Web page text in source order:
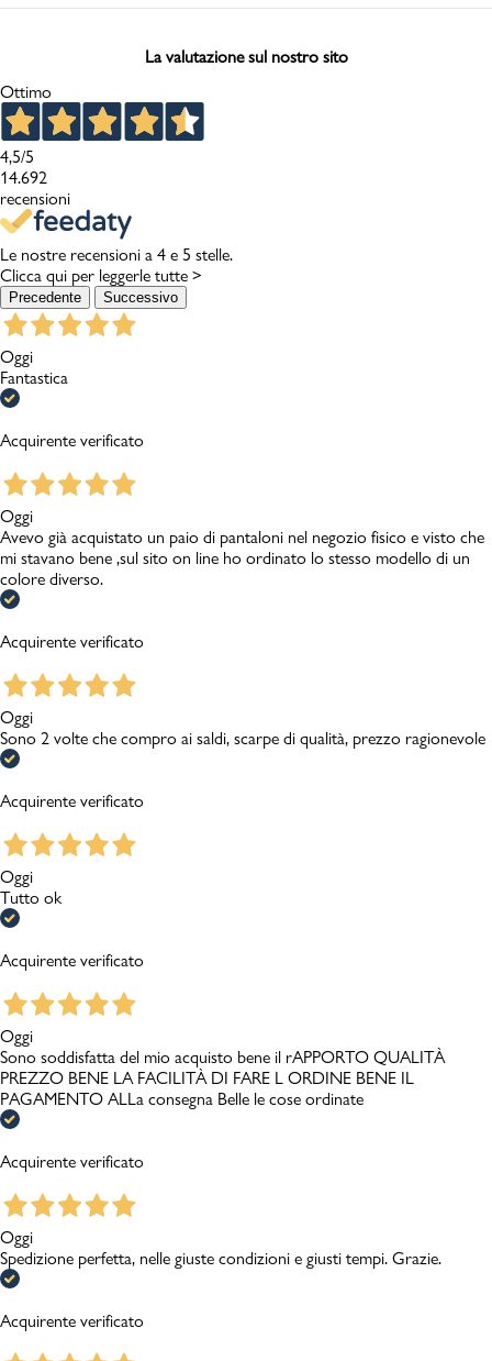
La valutazione sul nostro sito
Ottimo
4,5/5
14.692
recensioni
Le nostre recensioni a 4 e 5 stelle.
Clicca qui per leggerle tutte >
Precedente Successivo
Oggi
Fantastica
Acquirente verificato
Oggi
Avevo già acquistato un paio di pantaloni nel negozio fisico e visto che
mi stavano bene ,sul sito on line ho ordinato lo stesso modello di un
colore diverso.
Acquirente verificato
Oggi
Sono 2 volte che compro ai saldi, scarpe di qualità, prezzo ragionevole
Acquirente verificato
Oggi
Tutto ok
Acquirente verificato
Oggi
Sono soddisfatta del mio acquisto bene il rAPPORTO QUALITÀ
PREZZO BENE LA FACILITÀ DI FARE L ORDINE BENE IL
PAGAMENTO ALLa consegna Belle le cose ordinate
Acquirente verificato
Oggi
Spedizione perfetta, nelle giuste condizioni e giusti tempi. Grazie.
Acquirente verificato